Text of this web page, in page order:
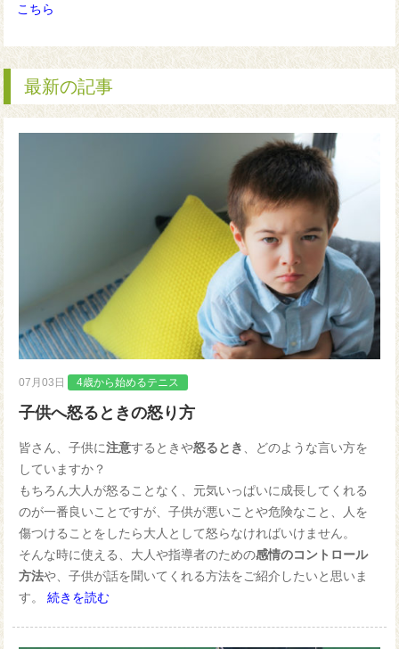
こちら
最新の記事
07月03日 4歳から始めるテニス
子供へ怒るときの怒り方
皆さん、子供に注意するときや怒るとき
、どのような言い方を
していますか？
もちろん大人が怒ることなく、元気いっぱいに成長してくれる
のが一番良いことですが、子供が悪いことや危険なこと、人を
傷つけることをしたら大人として怒らなければいけません。
そんな時に使える、大人や指導者のための感情のコントロール
方法や、子供が話を聞いてくれる方法をご紹介したいと思いま
す。続きを読む